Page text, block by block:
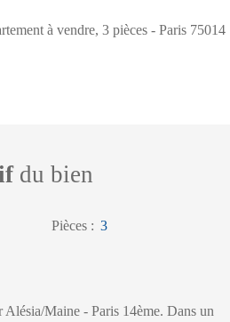
à vendre, 3 pièces - Paris 75014
du bien
Pièces : 3
Alésia/Maine - Paris 14ème. Dans un